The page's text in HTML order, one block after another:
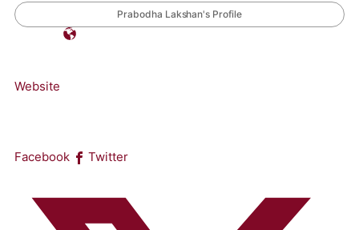
Prabodha Lakshan's Profile
Website
Facebook Twitter